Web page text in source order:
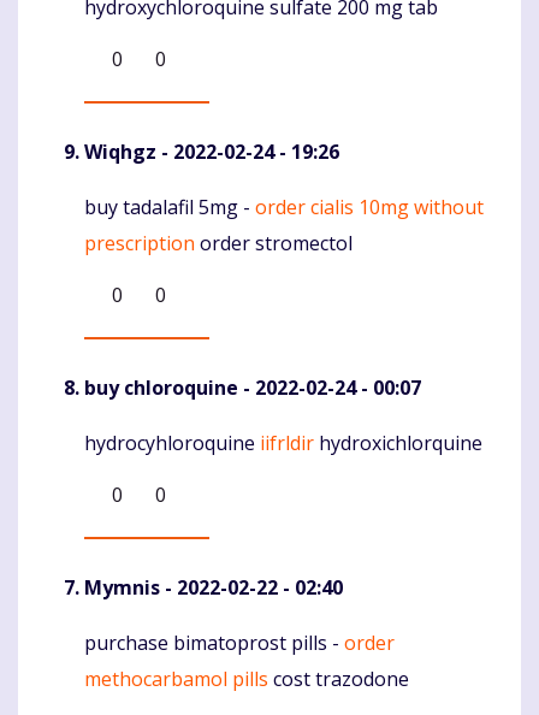
hydroxychloroquine sulfate 200 mg tab
0
0
Wiqhgz - 2022-02-24 - 19:26
Komentaras
buy tadalafil 5mg - order cialis 10mg without
prescription order stromectol
0
0
buy chloroquine - 2022-02-24 - 00:07
Komentaras
hydrocyhloroquine iifrldir hydroxichlorquine
0
0
Mymnis - 2022-02-22 - 02:40
Komentaras
purchase bimatoprost pills - order
methocarbamol pills cost trazodone